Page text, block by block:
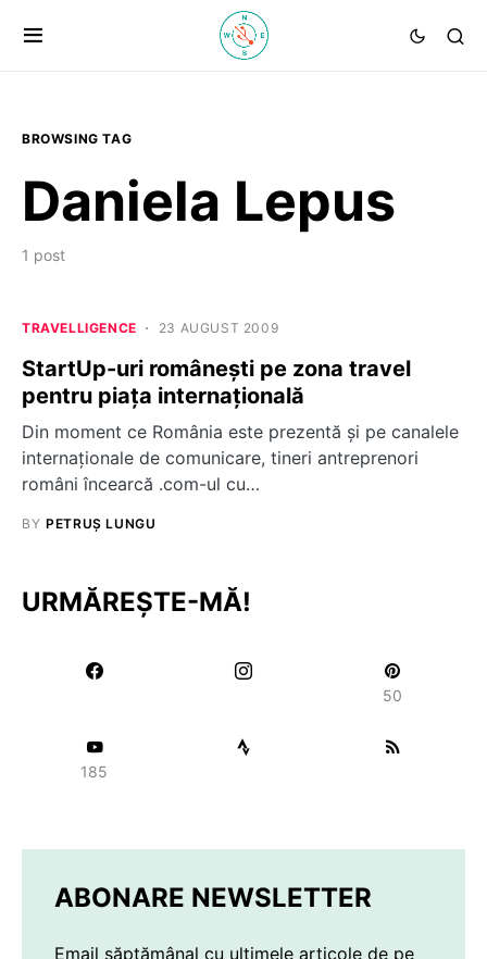
BROWSING TAG
Daniela Lepus
1 post
TRAVELLIGENCE 23 AUGUST 2009
StartUp-uri româneşti pe zona travel
pentru piaţa internaţională
Din moment ce România este prezentă şi pe canalele
internaţionale de comunicare, tineri antreprenori
români încearcă .com-ul cu…
BY PETRUȘ LUNGU
URMĂREȘTE-MĂ!
50
185
ABONARE NEWSLETTER
Email săptămânal cu ultimele articole de pe